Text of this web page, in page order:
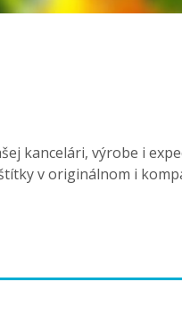
kancelári, výrobe i
v originálnom i